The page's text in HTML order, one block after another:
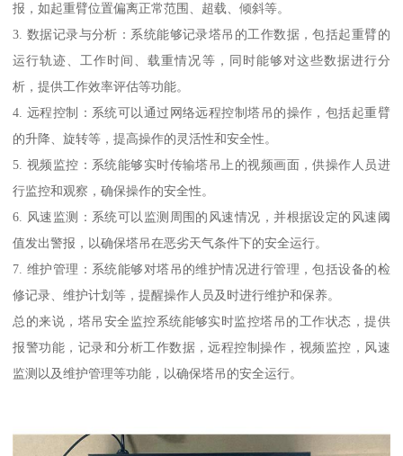
报，如起重臂位置偏离正常范围、超载、倾斜等。
3. 数据记录与分析：系统能够记录塔吊的工作数据，包括起重臂的
运行轨迹、工作时间、载重情况等，同时能够对这些数据进行分
析，提供工作效率评估等功能。
4. 远程控制：系统可以通过网络远程控制塔吊的操作，包括起重臂
的升降、旋转等，提高操作的灵活性和安全性。
5. 视频监控：系统能够实时传输塔吊上的视频画面，供操作人员进
行监控和观察，确保操作的安全性。
6. 风速监测：系统可以监测周围的风速情况，并根据设定的风速阈
值发出警报，以确保塔吊在恶劣天气条件下的安全运行。
7. 维护管理：系统能够对塔吊的维护情况进行管理，包括设备的检
修记录、维护计划等，提醒操作人员及时进行维护和保养。
总的来说，塔吊安全监控系统能够实时监控塔吊的工作状态，提供
报警功能，记录和分析工作数据，远程控制操作，视频监控，风速
监测以及维护管理等功能，以确保塔吊的安全运行。